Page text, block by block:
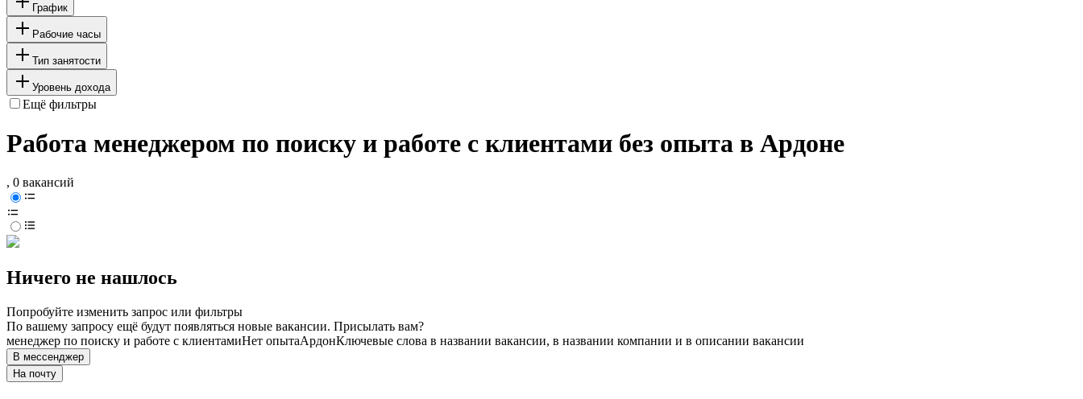
График
Рабочие часы
Тип занятости
Уровень дохода
Ещё фильтры
Работа менеджером по поиску и работе с клиентами без опыта в Ардоне
, 0 вакансий
Ничего не нашлось
Попробуйте изменить запрос или фильтры
По вашему запросу ещё будут появляться новые вакансии. Присылать вам?
менеджер по поиску и работе с клиентамиНет опытаАрдонКлючевые слова в названии вакансии, в названии компании и в описании вакансии
В мессенджер
На почту